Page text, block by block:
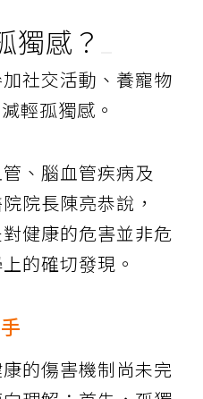
獨感？
社交活動、養寵物
輕孤獨感。
、腦血管疾病及
院長陳亮恭說，
健康的危害並非危
的確切發現。
的傷害機制尚未完